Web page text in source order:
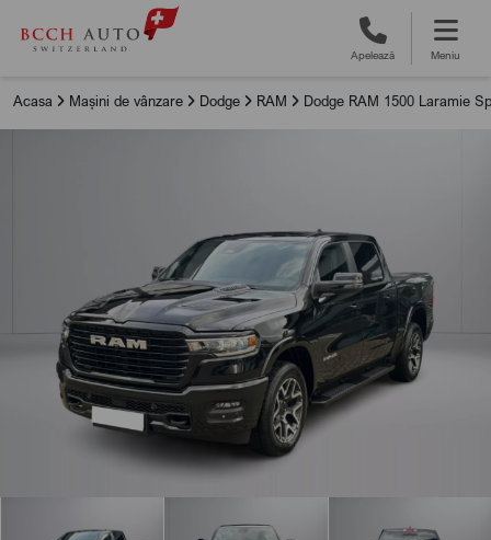
Apelează Meniu
Acasa Mașini de vânzare Dodge RAM Dodge RAM 1500 Laramie